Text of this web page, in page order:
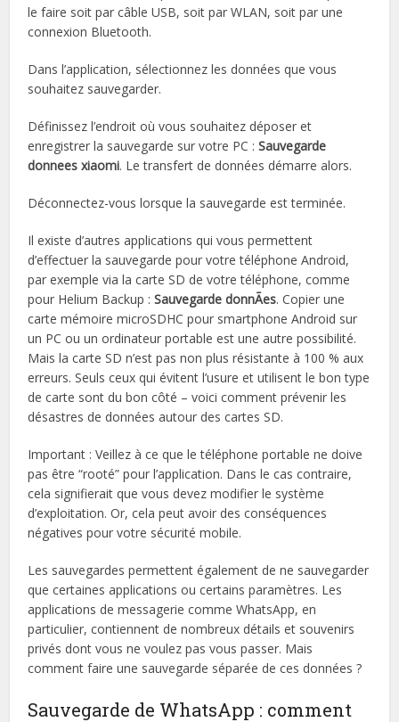
le faire soit par câble USB, soit par WLAN, soit par une
connexion Bluetooth.
Dans l’application, sélectionnez les données que vous
souhaitez sauvegarder.
Définissez l’endroit où vous souhaitez déposer et
enregistrer la sauvegarde sur votre PC :Sauvegarde
donnees xiaomi. Le transfert de données démarre alors.
Déconnectez-vous lorsque la sauvegarde est terminée.
Il existe d’autres applications qui vous permettent
d’effectuer la sauvegarde pour votre téléphone Android,
par exemple via la carte SD de votre téléphone, comme
pour Helium Backup :Sauvegarde donnÃes. Copier une
carte mémoire microSDHC pour smartphone Android sur
un PC ou un ordinateur portable est une autre possibilité.
Mais la carte SD n’est pas non plus résistante à 100 % aux
erreurs. Seuls ceux qui évitent l’usure et utilisent le bon type
de carte sont du bon côté – voici comment prévenir les
désastres de données autour des cartes SD.
Important : Veillez à ce que le téléphone portable ne doive
pas être “rooté” pour l’application. Dans le cas contraire,
cela signifierait que vous devez modifier le système
d’exploitation. Or, cela peut avoir des conséquences
négatives pour votre sécurité mobile.
Les sauvegardes permettent également de ne sauvegarder
que certaines applications ou certains paramètres. Les
applications de messagerie comme WhatsApp, en
particulier, contiennent de nombreux détails et souvenirs
privés dont vous ne voulez pas vous passer. Mais
comment faire une sauvegarde séparée de ces données ?
Sauvegarde de WhatsApp : comment